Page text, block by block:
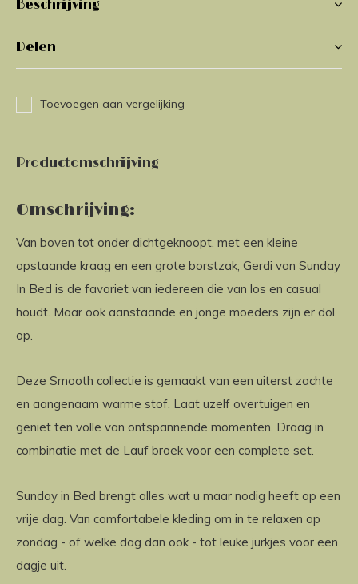
Beschrijving
Delen
Toevoegen aan vergelijking
Productomschrijving
Omschrijving:
Van boven tot onder dichtgeknoopt, met een kleine
opstaande kraag en een grote borstzak; Gerdi van Sunday
In Bed is de favoriet van iedereen die van los en casual
houdt. Maar ook aanstaande en jonge moeders zijn er dol
op.
Deze Smooth collectie is gemaakt van een uiterst zachte
en aangenaam warme stof. Laat uzelf overtuigen en
geniet ten volle van ontspannende momenten. Draag in
combinatie met de Lauf broek voor een complete set.
Sunday in Bed brengt alles wat u maar nodig heeft op een
vrije dag. Van comfortabele kleding om in te relaxen op
zondag - of welke dag dan ook - tot leuke jurkjes voor een
dagje uit.